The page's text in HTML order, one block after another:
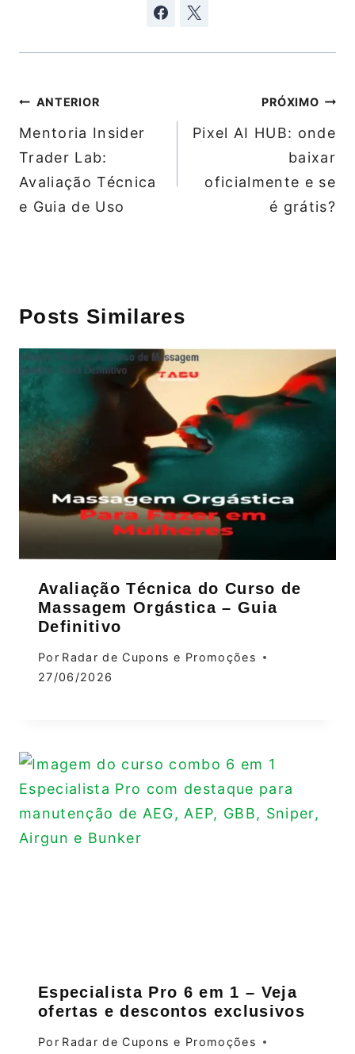
Navegação
de
Post
ANTERIOR
Mentoria Insider
Trader Lab:
Avaliação Técnica
e Guia de Uso
PRÓXIMO
Pixel AI HUB: onde
baixar
oficialmente e se
é grátis?
Posts Similares
Avaliação Técnica do Curso de
Massagem Orgástica – Guia
Definitivo
Por Radar de Cupons e Promoções
27/06/2026
Especialista Pro 6 em 1 – Veja
ofertas e descontos exclusivos
Por Radar de Cupons e Promoções